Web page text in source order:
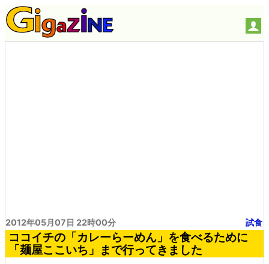
2012年05月07日 22時00分 試食
ココイチの「カレーらーめん」を食べるために
「麺屋ここいち」まで行ってきました